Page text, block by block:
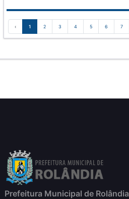
‹ 1 2 3 4 5 6 7
Prefeitura Municipal de Rolândia